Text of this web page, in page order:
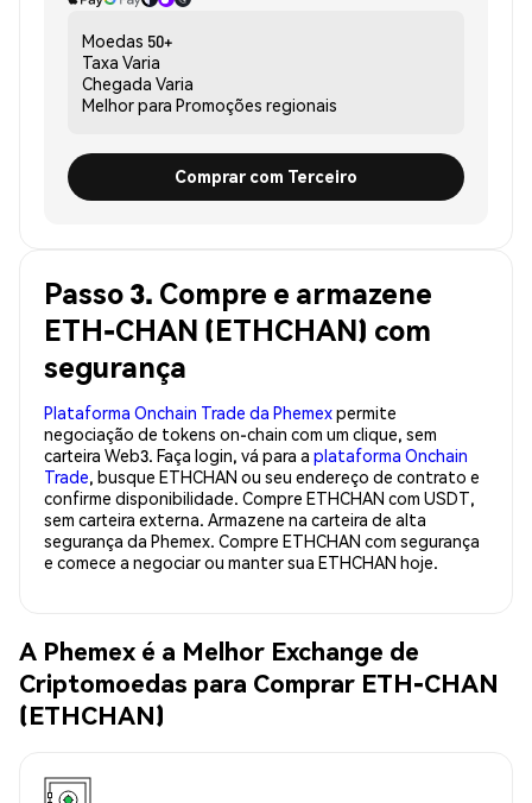
Moedas 50+
Taxa Varia
Chegada Varia
Melhor para Promoções regionais
Comprar com Terceiro
Passo 3. Compre e armazene
ETH-CHAN (ETHCHAN) com
segurança
Plataforma Onchain Trade da Phemexpermite
negociação de tokens on-chain com um clique, sem
carteira Web3. Faça login, vá para a plataforma Onchain
Trade, busque ETHCHAN ou seu endereço de contrato e
confirme disponibilidade. Compre ETHCHAN com USDT,
sem carteira externa. Armazene na carteira de alta
segurança da Phemex. Compre ETHCHAN com segurança
e comece a negociar ou manter sua ETHCHAN hoje.
A Phemex é a Melhor Exchange de
Criptomoedas para Comprar ETH-CHAN
(ETHCHAN)